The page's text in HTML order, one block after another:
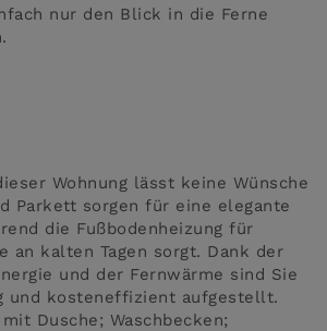
nur den Blick in die Ferne
Wohnung lässt keine Wünsche
Parkett sorgen für eine elegante
die Fußbodenheizung für
an kalten Tagen sorgt. Dank der
und der Fernwärme sind Sie
und kosteneffizient aufgestellt.
Dusche; Waschbecken;